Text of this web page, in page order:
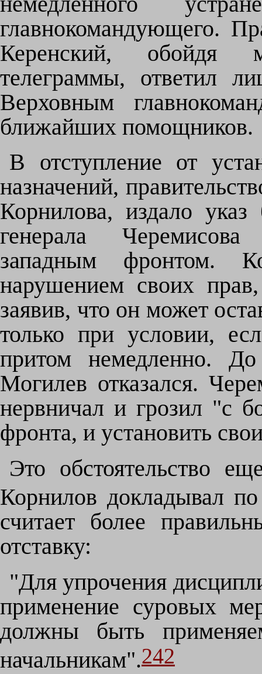
главнокомандующего.
Керенский, обойдя
телеграммы, ответил
Верховным
ближайших помощников.
В отступление от
назначений,
Корнилова, издало
генерала
западным фронтом.
нарушением своих
заявив, что он может
только при условии,
притом немедленно.
Могилев отказался.
нервничал и грозил "с
фронта, и установить
Это обстоятельство
Корнилов докладывал по
считает более
отставку:
"Для упрочения
применение суровых
должны быть
начальникам".242